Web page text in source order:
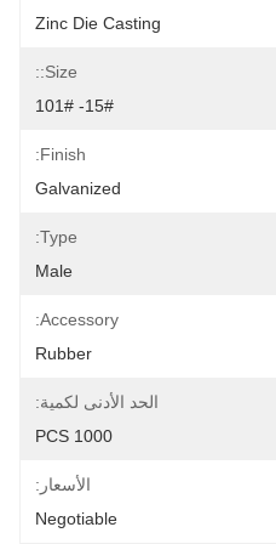
Zinc Die Casting
Size::
15#- 101#
Finish:
Galvanized
Type:
Male
Accessory:
Rubber
الحد الأدنى لكمية:
1000 PCS
الأسعار:
Negotiable